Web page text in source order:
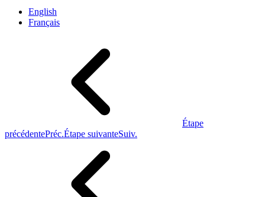
English
Français
Étape
précédentePréc.Étape suivanteSuiv.